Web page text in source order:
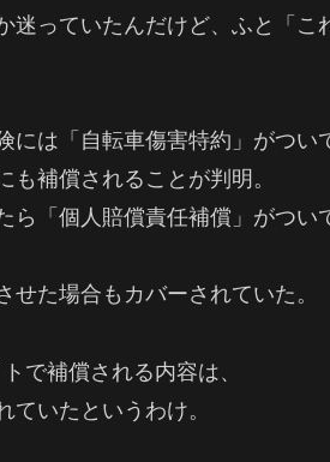
迷っていたんだけど、ふと「こ
は「自転車傷害特約」がつい
も補償されることが判明。
「個人賠償責任補償」がつい
た場合もカバーされていた。
で補償される内容は、
いたというわけ。